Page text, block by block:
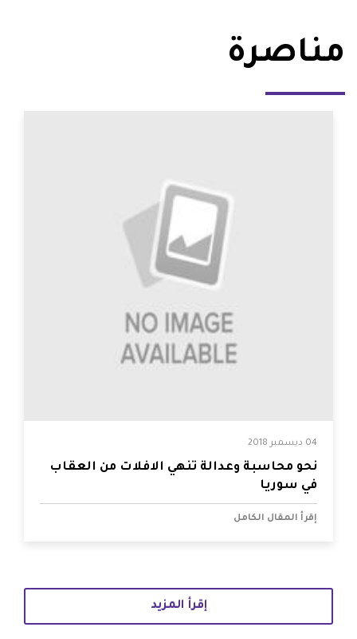
مناصرة
04 ديسمبر 2018
نحو محاسبة وعدالة تنهي الافلات من العقاب
في سوريا
إقرأ المقال الكامل
إقرأ المزيد